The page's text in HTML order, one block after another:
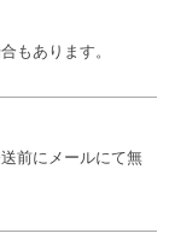
もあります。
前にメールにて無